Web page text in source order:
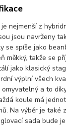
nejmenší z
jsou navrženy
se spíše jako
měkký, takže se
jako klasický
výplní všech
omyvatelný a to
koule má
Na výběr je také
sada bude